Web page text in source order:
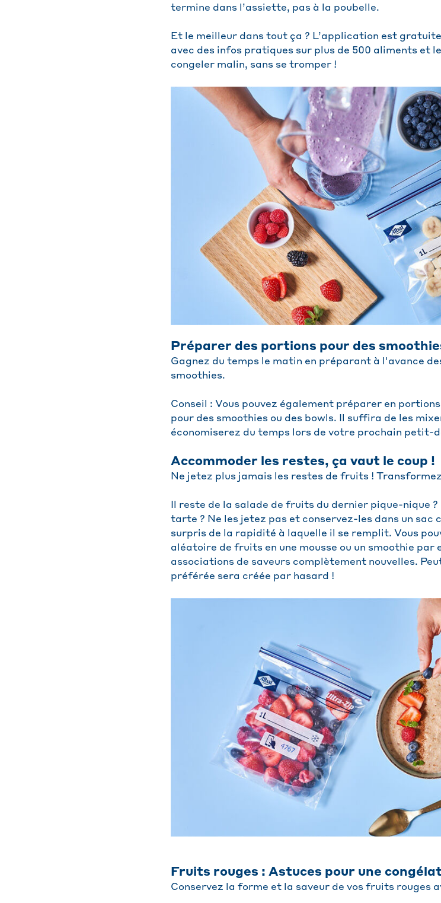
termine dans l’assiette, pas à la poubelle.
Et le meilleur dans tout ça ? L’application est
avec des infos pratiques sur plus de 500 aliments et
congeler malin, sans se tromper !
Préparer des portions pour des
Gagnez du temps le matin en préparant à l'avance
smoothies.
Conseil : Vous pouvez également préparer en
pour des smoothies ou des bowls. Il suffira de les
économiserez du temps lors de votre prochain petit-
Accommoder les restes, ça vaut le coup !
Ne jetez plus jamais les restes de fruits !
Il reste de la salade de fruits du dernier pique-nique
tarte ? Ne les jetez pas et conservez-les dans un sac
surpris de la rapidité à laquelle il se remplit. Vous
aléatoire de fruits en une mousse ou un smoothie par
associations de saveurs complètement nouvelles.
préférée sera créée par hasard !
Fruits rouges : Astuces pour une
Conservez la forme et la saveur de vos fruits rouges